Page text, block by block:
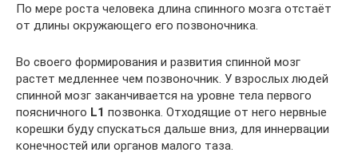
По мере роста человека длина спинного мозга отстаёт
от длины окружающего его позвоночника.
Во своего формирования и развития спинной мозг
растет медленнее чем позвоночник. У взрослых людей
спинной мозг заканчивается на уровне тела первого
поясничного L1 позвонка. Отходящие от него нервные
корешки буду спускаться дальше вниз, для иннервации
конечностей или органов малого таза.